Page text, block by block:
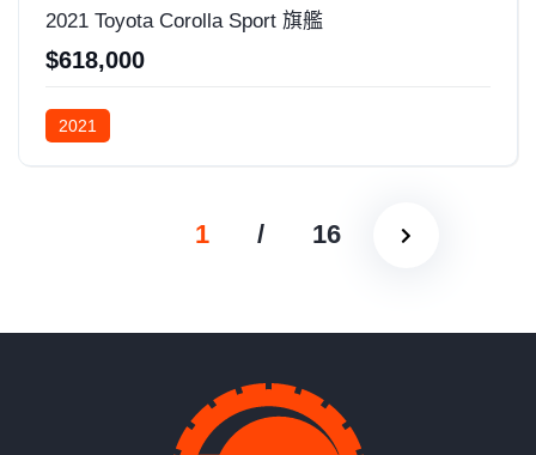
2021 Toyota Corolla Sport 旗艦
$618,000
2021
1 / 16